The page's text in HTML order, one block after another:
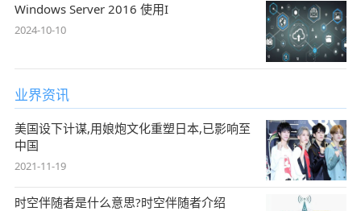
Windows Server 2016 使用I
2024-10-10
业界资讯
美国设下计谋,用娘炮文化重塑日本,已影响至
中国
2021-11-19
时空伴随者是什么意思?时空伴随者介绍